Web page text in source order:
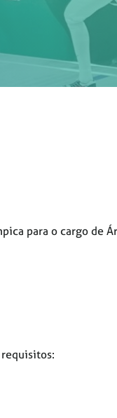
para o cargo de